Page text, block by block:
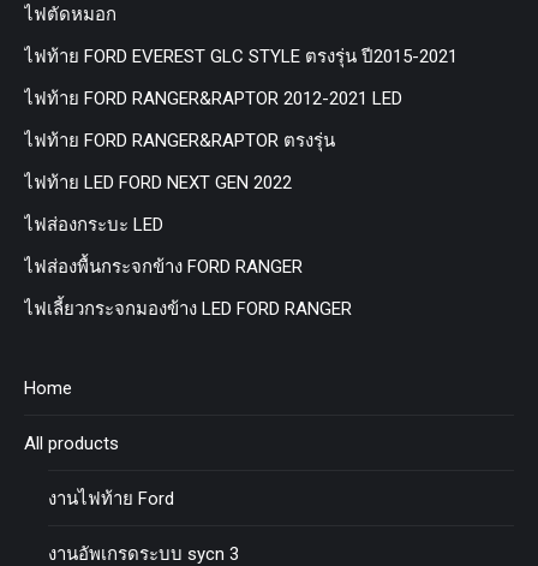
ไฟตัดหมอก
ไฟท้าย FORD EVEREST GLC STYLE ตรงรุ่น ปี2015-2021
ไฟท้าย FORD RANGER&RAPTOR 2012-2021 LED
ไฟท้าย FORD RANGER&RAPTOR ตรงรุ่น
ไฟท้าย LED FORD NEXT GEN 2022
ไฟส่องกระบะ LED
ไฟส่องพื้นกระจกข้าง FORD RANGER
ไฟเลี้ยวกระจกมองข้าง LED FORD RANGER
Home
All products
งานไฟท้าย Ford
งานอัพเกรดระบบ sycn 3